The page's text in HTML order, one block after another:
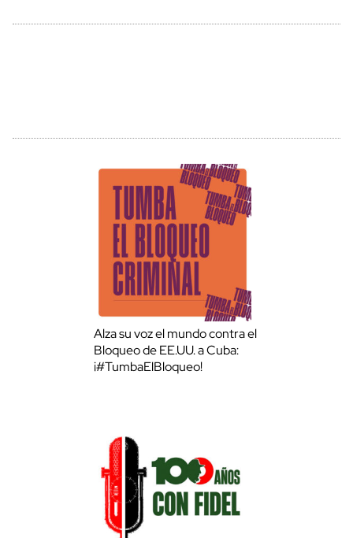
Alza su voz el mundo contra el
Bloqueo de EE.UU. a Cuba:
¡#TumbaElBloqueo!